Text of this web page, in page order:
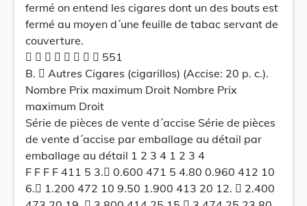
fermé on entend les cigares dont un des bouts est
fermé au moyen d´une feuille de tabac servant de
couverture.
        551
B.  Autres Cigares (cigarillos) (Accise: 20 p. c.).
Nombre Prix maximum Droit Nombre Prix
maximum Droit
Série de pièces de vente d´accise Série de pièces
de vente d´accise par emballage au détail par
emballage au détail 1 2 3 4 1 2 3 4
F F F F 411 5 3. 0.600 471 5 4.80 0.960 412 10
6. 1.200 472 10 9.50 1.900 413 20 12.  2.400